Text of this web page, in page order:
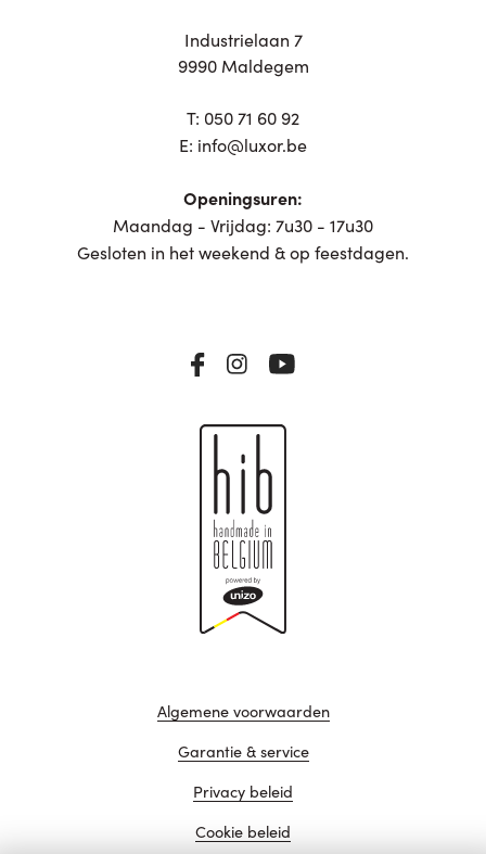
Industrielaan 7
9990 Maldegem
T: 050 71 60 92
E: info@luxor.be
Openingsuren:
Maandag - Vrijdag: 7u30 - 17u30
Gesloten in het weekend & op feestdagen.
Algemene voorwaarden
Garantie & service
Privacy beleid
Cookie beleid